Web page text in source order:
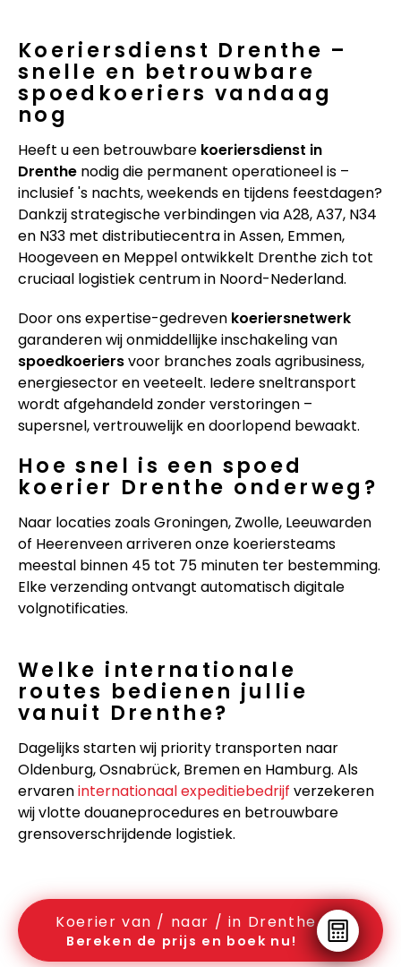
Koeriersdienst Drenthe –
snelle en betrouwbare
spoedkoeriers vandaag
nog
Heeft u een betrouwbare koeriersdienst in
Drenthe nodig die permanent operationeel is –
inclusief 's nachts, weekends en tijdens feestdagen?
Dankzij strategische verbindingen via A28, A37, N34
en N33 met distributiecentra in Assen, Emmen,
Hoogeveen en Meppel ontwikkelt Drenthe zich tot
cruciaal logistiek centrum in Noord-Nederland.
Door ons expertise-gedreven koeriersnetwerk
garanderen wij onmiddellijke inschakeling van
spoedkoeriersvoor branches zoals agribusiness,
energiesector en veeteelt. Iedere sneltransport
wordt afgehandeld zonder verstoringen –
supersnel, vertrouwelijk en doorlopend bewaakt.
Hoe snel is een spoed
koerier Drenthe onderweg?
Naar locaties zoals Groningen, Zwolle, Leeuwarden
of Heerenveen arriveren onze koeriersteams
meestal binnen 45 tot 75 minuten ter bestemming.
Elke verzending ontvangt automatisch digitale
volgnotificaties.
Welke internationale
routes bedienen jullie
vanuit Drenthe?
Dagelijks starten wij priority transporten naar
Oldenburg, Osnabrück, Bremen en Hamburg. Als
ervareninternationaal expeditiebedrijf verzekeren
wij vlotte douaneprocedures en betrouwbare
grensoverschrijdende logistiek.
Koerier van / naar / in Drenthe
Bereken de prijs en boek nu!